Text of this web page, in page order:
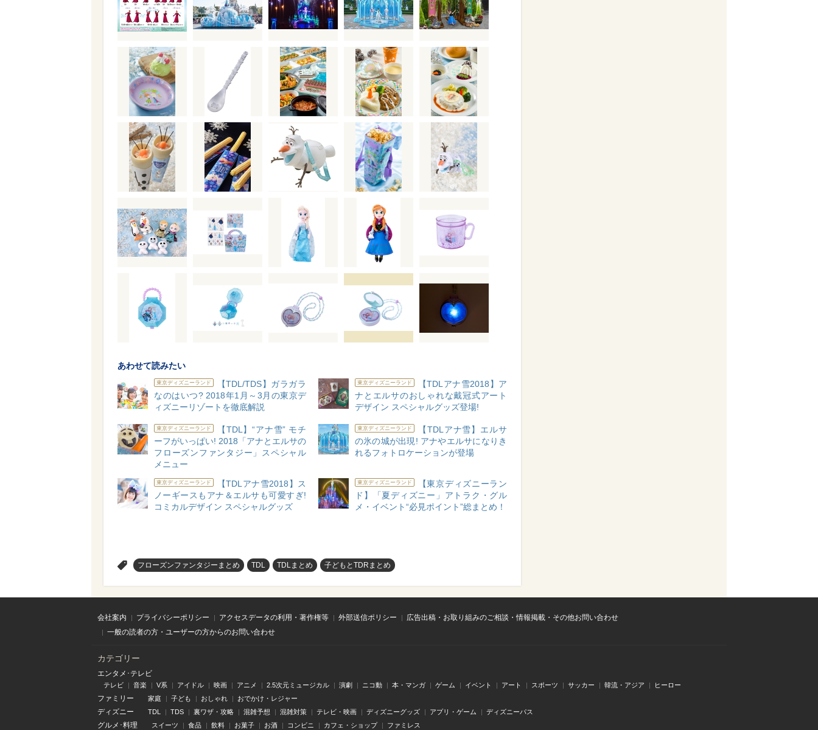
あわせて読みたい
東京ディズニーランド
【TDL/TDS】ガラガラ
なのはいつ? 2018年1月～3月の東京デ
ィズニーリゾートを徹底解説
東京ディズニーランド
【TDLアナ雪2018】ア
ナとエルサのおしゃれな戴冠式アート
デザイン スペシャルグッズ登場!
東京ディズニーランド
【TDL】“アナ雪” モチ
ーフがいっぱい! 2018「アナとエルサの
フローズンファンタジー」スペシャル
メニュー
東京ディズニーランド
【TDLアナ雪】エルサ
の氷の城が出現! アナやエルサになりき
れるフォトロケーションが登場
東京ディズニーランド
【TDLアナ雪2018】ス
ノーギースもアナ＆エルサも可愛すぎ!
コミカルデザイン スペシャルグッズ
東京ディズニーランド
【東京ディズニーラン
ド】「夏ディズニー」アトラク・グル
メ・イベント“必見ポイント”総まとめ！
フローズンファンタジーまとめ TDL TDLまとめ 子どもとTDRまとめ
会社案内 プライバシーポリシー アクセスデータの利用・著作権等 外部送信ポリシー
広告出稿・お取り組みのご相談・情報掲載・その他お問い合わせ
一般の読者の方・ユーザーの方からのお問い合わせ
カテゴリー
エンタメ･テレビ
テレビ 音楽 V系 アイドル 映画 アニメ 2.5次元ミュージカル 演劇 ニコ動 本・マンガ ゲーム イベント アート スポーツ サッカー 韓流・アジア ヒーロー
ファミリー 家庭 子ども おしゃれ おでかけ・レジャー
ディズニー TDL TDS 裏ワザ・攻略 混雑予想 混雑対策 テレビ・映画 ディズニーグッズ アプリ・ゲーム ディズニーパス
グルメ･料理 スイーツ 食品 飲料 お菓子 お酒 コンビニ カフェ・ショップ ファミレス